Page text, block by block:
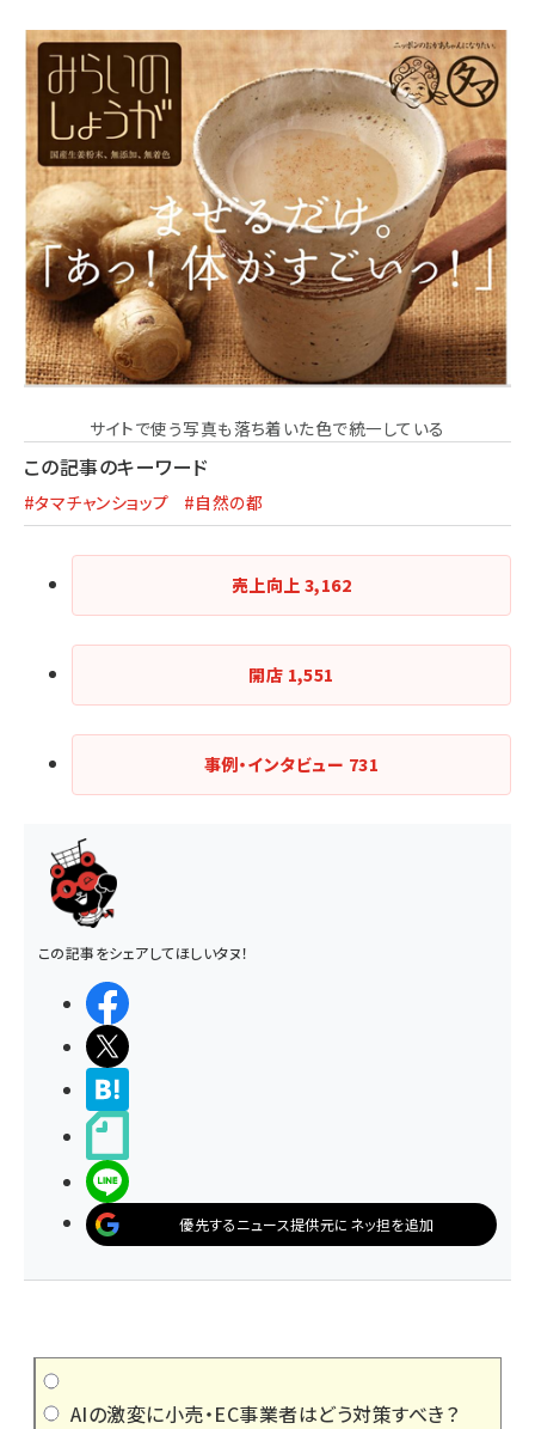
サイトで使う写真も落ち着いた色で統一している
この記事のキーワード
#タマチャンショップ #自然の都
売上向上 3,162
開店 1,551
事例・インタビュー 731
この記事をシェアしてほしいタヌ！
優先するニュース提供元にネッ担を追加
AIの激変に小売・EC事業者はどう対策すべき？